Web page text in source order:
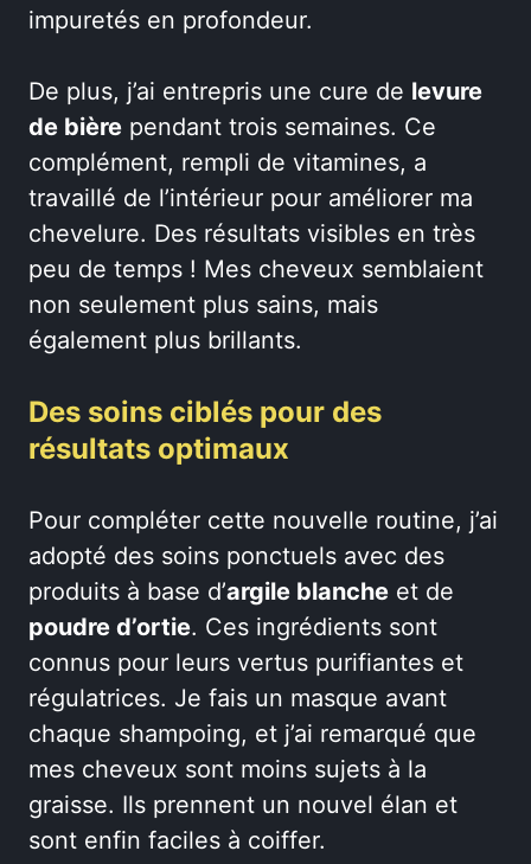
impuretés en profondeur.
De plus, j’ai entrepris une cure de levure
de bière pendant trois semaines. Ce
complément, rempli de vitamines, a
travaillé de l’intérieur pour améliorer ma
chevelure. Des résultats visibles en très
peu de temps ! Mes cheveux semblaient
non seulement plus sains, mais
également plus brillants.
Des soins ciblés pour des
résultats optimaux
Pour compléter cette nouvelle routine, j’ai
adopté des soins ponctuels avec des
produits à base d’argile blanche et de
poudre d’ortie. Ces ingrédients sont
connus pour leurs vertus purifiantes et
régulatrices. Je fais un masque avant
chaque shampoing, et j’ai remarqué que
mes cheveux sont moins sujets à la
graisse. Ils prennent un nouvel élan et
sont enfin faciles à coiffer.